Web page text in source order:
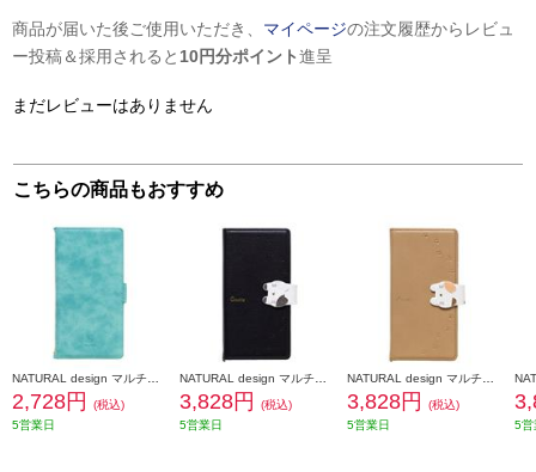
商品が届いた後ご使用いただき、 マイページの注文履歴からレビュ
ー投稿＆採用されると 10円分ポイント進呈
まだレビューはありません
こちらの商品もおすすめ
2,728円
(税込)
5営業日
3,828円
(税込)
5営業日
3,828円
(税込)
5営業日
5営